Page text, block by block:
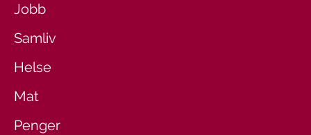
Jobb
Samliv
Helse
Mat
Penger